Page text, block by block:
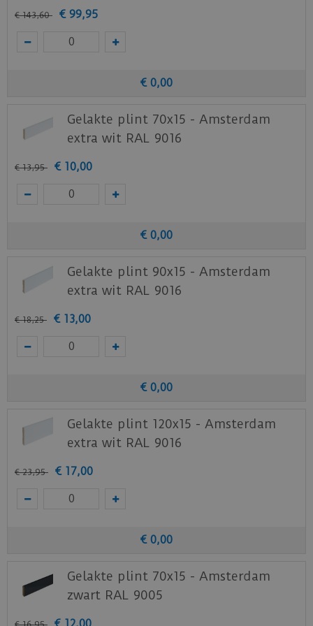
Staal aanvragen
Benieuwd hoe deze nieuwe vloer eruit ziet bij je
€ 143,60 € 99,95
€ 0,00
Gelakte plint 70x15 - Amsterdam
extra wit RAL 9016
€ 13,95 € 10,00
€ 0,00
Gelakte plint 90x15 - Amsterdam
extra wit RAL 9016
€ 18,25 € 13,00
€ 0,00
Gelakte plint 120x15 - Amsterdam
extra wit RAL 9016
€ 23,95 € 17,00
€ 0,00
Gelakte plint 70x15 - Amsterdam
zwart RAL 9005
€ 16,95 € 12,00